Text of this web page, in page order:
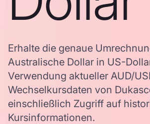
Erhalte die genaue
Australische Dollar in US-
Verwendung aktueller AUD/
Wechselkursdaten von
einschließlich Zugriff auf
Kursinformationen.